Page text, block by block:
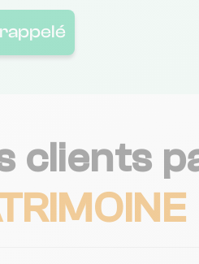
clients